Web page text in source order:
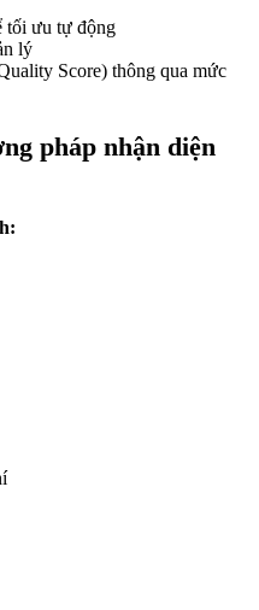
tối ưu tự động
lý
Score) thông qua mức
pháp nhận diện